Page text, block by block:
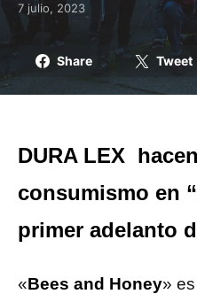
Posted on
7 julio, 2023
Share Tweet
DURA LEX
consumismo en
primer adelanto
«Bees and Honey»